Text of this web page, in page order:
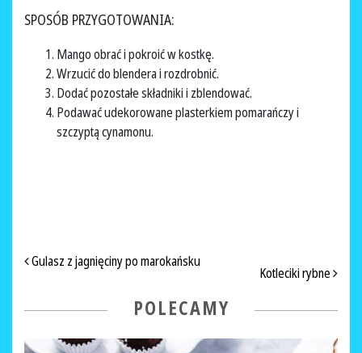
SPOSÓB PRZYGOTOWANIA:
Mango obrać i pokroić w kostkę.
Wrzucić do blendera i rozdrobnić.
Dodać pozostałe składniki i zblendować.
Podawać udekorowane plasterkiem pomarańczy i
szczyptą cynamonu.
NAWIGACJA PO ARTYKUŁACH
Gulasz z jagnięciny po marokańsku
Kotleciki rybne
POLECAMY